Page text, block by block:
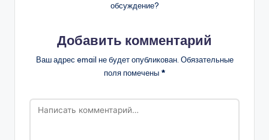
обсуждение?
Добавить комментарий
Ваш адрес email не будет опубликован. Обязательные
поля помечены *